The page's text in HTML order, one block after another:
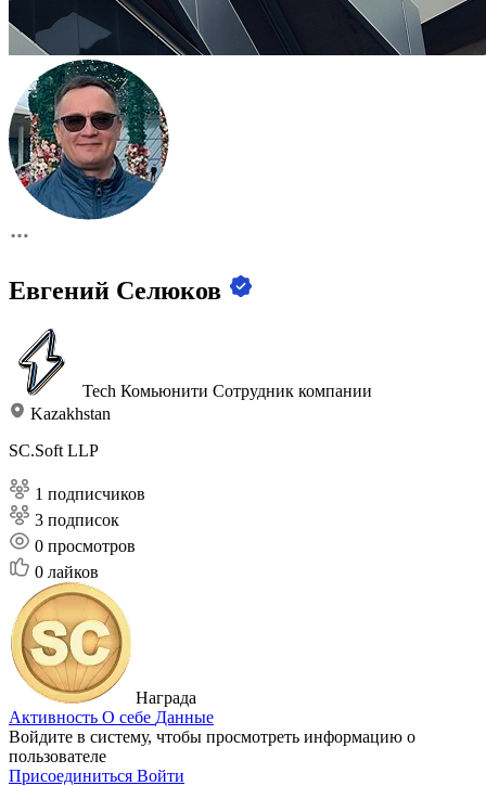
Евгений Селюков
Tech Комьюнити Сотрудник компании
Kazakhstan
SC.Soft LLP
1 подписчиков
3 подписок
0 просмотров
0 лайков
Награда
Активность О себе Данные
Войдите в систему, чтобы просмотреть информацию о
пользователе
Присоединиться Войти